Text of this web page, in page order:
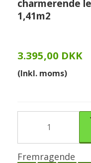
charmerende
1,41m2
3.395,00 DKK
(Inkl. moms)
Fremragende